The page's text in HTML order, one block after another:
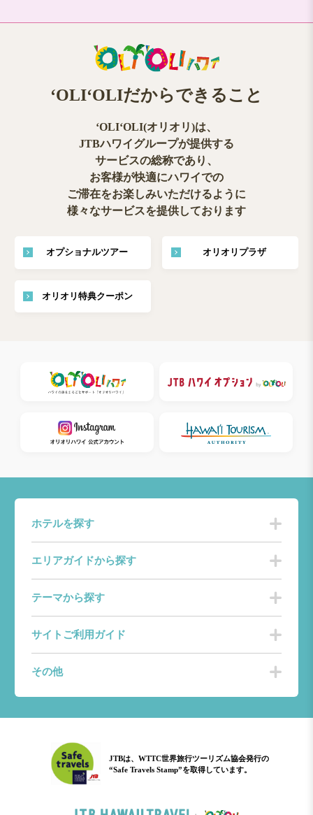
ʻOLIʻOLIだからできること
ʻOLIʻOLI(オリオリ)は、
JTBハワイグループが提供する
サービスの総称であり、
お客様が快適にハワイでの
ご滞在をお楽しみいただけるように
様々なサービスを提供しております
オプショナルツアー オリオリプラザ
オリオリ特典クーポン
ホテルを探す
エリアガイドから探す
テーマから探す
サイトご利用ガイド
その他
JTBは、WTTC世界旅行ツーリズム協会発行の
“Safe Travels Stamp”を取得しています。